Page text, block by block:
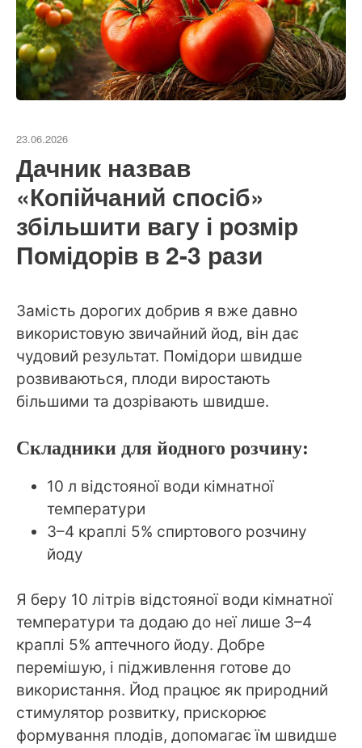
23.06.2026
Дачник назвав
«Копійчаний спосіб»
збільшити вагу і розмір
Помідорів в 2-3 рази
Замість дорогих добрив я вже давно
використовую звичайний йод, він дає
чудовий результат. Помідори швидше
розвиваються, плоди виростають
більшими та дозрівають швидше.
Складники для йодного розчину:
10 л відстояної води кімнатної
температури
3–4 краплі 5% спиртового розчину
йоду
Я беру 10 літрів відстояної води кімнатної
температури та додаю до неї лише 3–4
краплі 5% аптечного йоду. Добре
перемішую, і підживлення готове до
використання. Йод працює як природний
стимулятор розвитку, прискорює
формування плодів, допомагає їм швидше